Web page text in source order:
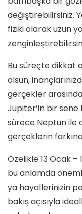
değiştirebilirsiniz.
fiziki olarak uzun
Bu süreçte dikkat
olsun,
gerçekler
Jupiter’in bir sene
sürece Neptun ile
gerçeklerin
Özelikle 13 Ocak –
bu anlamda
ya hayallerinizin
bakış açısıyla